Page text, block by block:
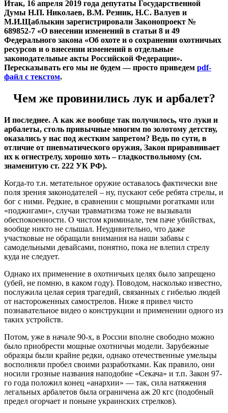
Итак, 16 апреля 2019 года депутаты Государственной
Думы Н.П. Николаев, В.М. Резник, Н.С. Валуев и
М.И.Щаблыкин зарегистрировали Законопроект №
689852-7 «О внесении изменений в статьи 8 и 49
Федерального закона «Об охоте и о сохранении охотничьих
ресурсов и о внесении изменений в отдельные
законодательные акты Российской Федерации».
Пересказывать его мы не будем — просто приведем pdf-
файл с текстом.
Чем же провинились лук и арбалет?
И последнее. А как же вообще так получилось, что луки и
арбалеты, столь привычные многим по золотому детству,
оказались у нас под жестким запретом? Ведь по сути, в
отличие от пневматического оружия, Закон приравнивает
их к огнестрелу, хорошо хоть – гладкоствольному (см.
знаменитую ст. 222 УК РФ).
Когда-то т.н. метательное оружие оставалось фактически вне
поля зрения законодателей – ну, пускают себе ребята стрелы, и
бог с ними. Редкие, в сравнении с мощными рогатками или
«поджигами», случаи травматизма тоже не вызывали
обеспокоенности. О чистом криминале, тем паче убийствах,
вообще никто не слышал. Неудивительно, что даже
участковые не обращали внимания на наши забавы с
самодельными девайсами, понятно, пока не влепил стрелу
куда не следует.
Однако их применение в охотничьих целях было запрещено
(убей, не помню, в каком году). Поводом, насколько известно,
послужила целая серия трагедий, связанных с гибелью людей
от настороженных самострелов. Ниже я привел чисто
познавательное видео о конструкции и применении одного из
таких устройств.
Потом, уже в начале 90-х, в России вполне свободно можно
было приобрести мощные охотничьи модели. Зарубежные
образцы были крайне редки, однако отечественные умельцы
восполняли пробел своими разработками. Как правило, они
носили грозные названия наподобие «Секача» и т.п. Закон 97-
го года положил конец «анархии» — так, сила натяжения
легальных арбалетов была ограничена аж 20 кгс (подобный
предел огорчает и поныне украинских стрелков).